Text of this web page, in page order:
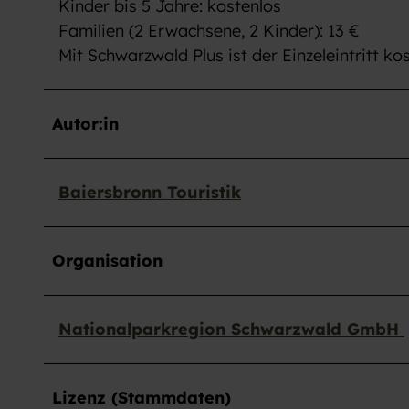
w
a
h
Kinder bis 5 Jahre: kostenlos
Familien (2 Erwachsene, 2 Kinder): 13 €
Mit Schwarzwald Plus ist der Einzeleintritt
Autor:in
Baiersbronn Touristik
Organisation
Nationalparkregion Schwarzwald GmbH
Lizenz (Stammdaten)